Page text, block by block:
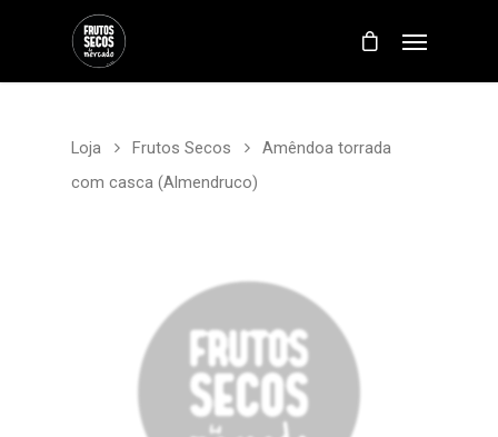
Loja Frutos Secos
Amêndoa torrada
com casca (Almendruco)